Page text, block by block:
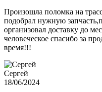
Произошла поломка на
подобрал нужную
организовал доставку до
человеческое спасибо за
время!!!
Сергей
18/06/2024